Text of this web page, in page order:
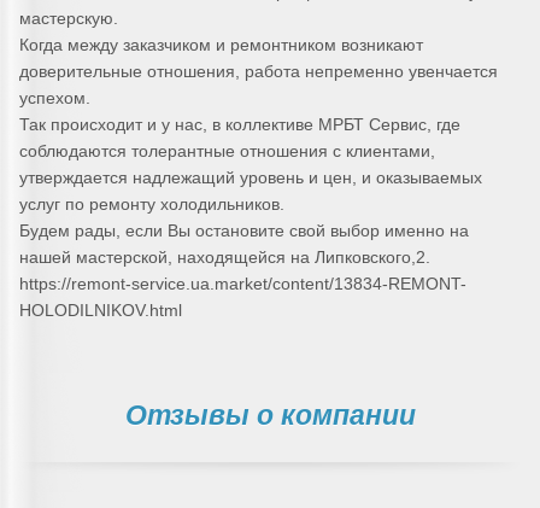
мастерскую.
Когда между заказчиком и ремонтником возникают
доверительные отношения, работа непременно увенчается
успехом.
Так происходит и у нас, в коллективе МРБТ Сервис, где
соблюдаются толерантные отношения с клиентами,
утверждается надлежащий уровень и цен, и оказываемых
услуг по ремонту холодильников.
Будем рады, если Вы остановите свой выбор именно на
нашей мастерской, находящейся на Липковского,2.
https://remont-service.ua.market/content/13834-REMONT-
HOLODILNIKOV.html
Отзывы о компании